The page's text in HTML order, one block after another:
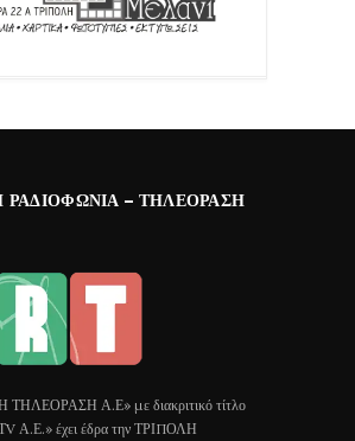
ΡΑΔΙΟΦΩΝΊΑ – ΤΗΛΕΌΡΑΣΗ
Α.Ε» με διακριτικό τίτλο
Α.Ε.» έχει έδρα την ΤΡΙΠΟΛΗ